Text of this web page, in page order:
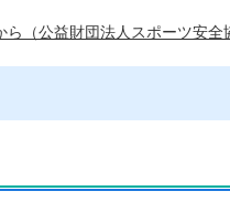
（公益財団法人スポーツ安全